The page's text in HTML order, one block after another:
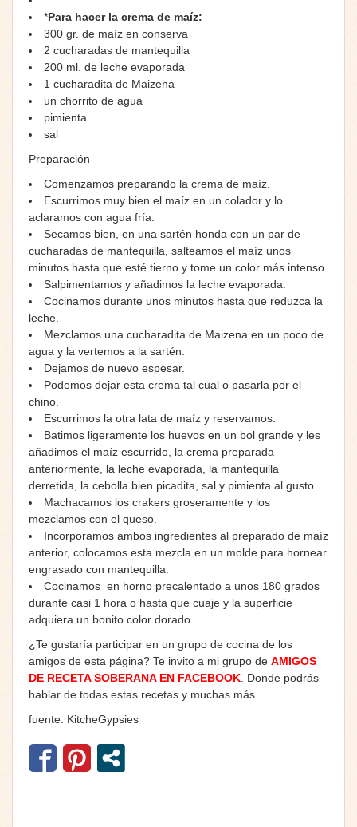
*Para hacer la crema de maíz:
300 gr. de maíz en conserva
2 cucharadas de mantequilla
200 ml. de leche evaporada
1 cucharadita de Maizena
un chorrito de agua
pimienta
sal
Preparación
Comenzamos preparando la crema de maíz.
Escurrimos muy bien el maíz en un colador y lo
aclaramos con agua fría.
Secamos bien, en una sartén honda con un par de
cucharadas de mantequilla, salteamos el maíz unos
minutos hasta que esté tierno y tome un color más intenso.
Salpimentamos y añadimos la leche evaporada.
Cocinamos durante unos minutos hasta que reduzca la
leche.
Mezclamos una cucharadita de Maizena en un poco de
agua y la vertemos a la sartén.
Dejamos de nuevo espesar.
Podemos dejar esta crema tal cual o pasarla por el
chino.
Escurrimos la otra lata de maíz y reservamos.
Batimos ligeramente los huevos en un bol grande y les
añadimos el maíz escurrido, la crema preparada
anteriormente, la leche evaporada, la mantequilla
derretida, la cebolla bien picadita, sal y pimienta al gusto.
Machacamos los crakers groseramente y los
mezclamos con el queso.
Incorporamos ambos ingredientes al preparado de maíz
anterior, colocamos esta mezcla en un molde para hornear
engrasado con mantequilla.
Cocinamos en horno precalentado a unos 180 grados
durante casi 1 hora o hasta que cuaje y la superficie
adquiera un bonito color dorado.
¿Te gustaría participar en un grupo de cocina de los
amigos de esta página? Te invito a mi grupo de AMIGOS
DE RECETA SOBERANA EN FACEBOOK . Donde podrás
hablar de todas estas recetas y muchas más.
fuente: KitcheGypsies